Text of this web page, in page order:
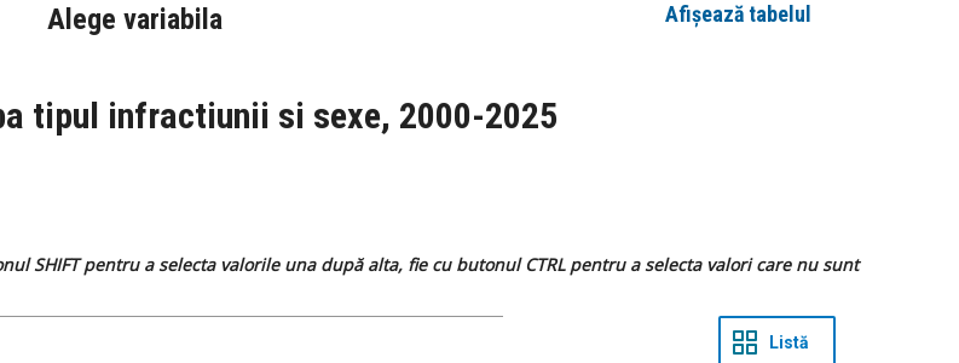
Alege variabila Afișează tabelul
tipul infractiunii si sexe, 2000-2025
SHIFT pentru a selecta valorile una după alta, fie cu butonul CTRL pentru a selecta valori care nu sunt